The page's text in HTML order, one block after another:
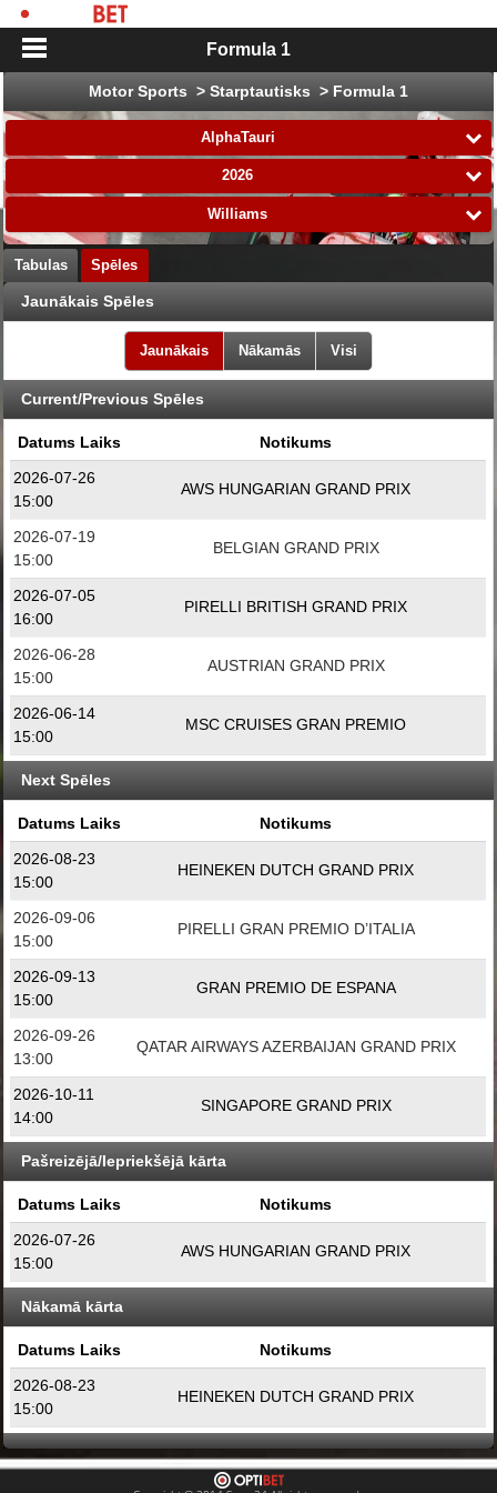
Formula 1
Motor Sports > Starptautisks > Formula 1
AlphaTauri
2026
Williams
Tabulas Spēles
Jaunākais Spēles
Jaunākais Nākamās Visi
Current/Previous Spēles
Datums Laiks
Notikums
2026-07-26
15:00
AWS HUNGARIAN GRAND PRIX
2026-07-19
15:00
BELGIAN GRAND PRIX
2026-07-05
16:00
PIRELLI BRITISH GRAND PRIX
2026-06-28
15:00
AUSTRIAN GRAND PRIX
2026-06-14
15:00
MSC CRUISES GRAN PREMIO
Next Spēles
Datums Laiks
Notikums
2026-08-23
15:00
HEINEKEN DUTCH GRAND PRIX
2026-09-06
15:00
PIRELLI GRAN PREMIO D’ITALIA
2026-09-13
15:00
GRAN PREMIO DE ESPANA
2026-09-26
13:00
QATAR AIRWAYS AZERBAIJAN GRAND PRIX
2026-10-11
14:00
SINGAPORE GRAND PRIX
Pašreizējā/Iepriekšējā kārta
Datums Laiks
Notikums
2026-07-26
15:00
AWS HUNGARIAN GRAND PRIX
Nākamā kārta
Datums Laiks
Notikums
2026-08-23
15:00
HEINEKEN DUTCH GRAND PRIX